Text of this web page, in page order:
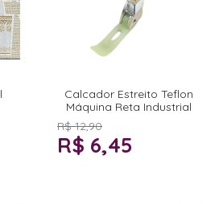
Calcador Estreito Teflon
Máquina Reta Industrial
R$ 12,90
R$ 6,45